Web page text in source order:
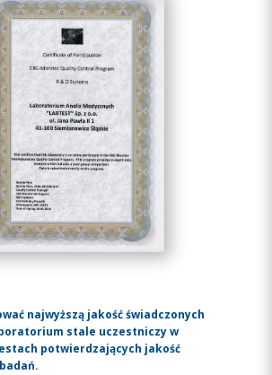
najwyższą jakość świadczonych
stale uczestniczy w
potwierdzających jakość